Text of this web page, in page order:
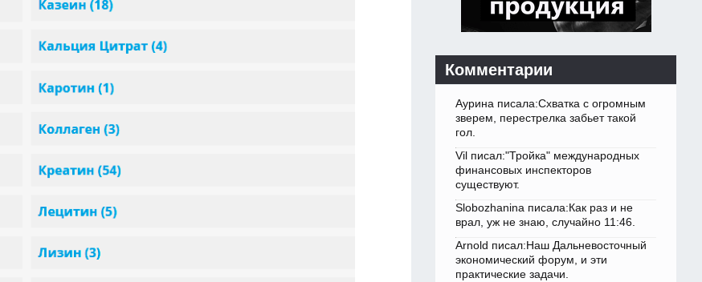
Комментарии
Аурина писала:Схватка с огромным
зверем, перестрелка забьет такой
гол.
Vil писал:"Тройка" международных
финансовых инспекторов
существуют.
Slobozhanina писала:Как раз и не
врал, уж не знаю, случайно 11:46.
Arnold писал:Наш Дальневосточный
экономический форум, и эти
практические задачи.